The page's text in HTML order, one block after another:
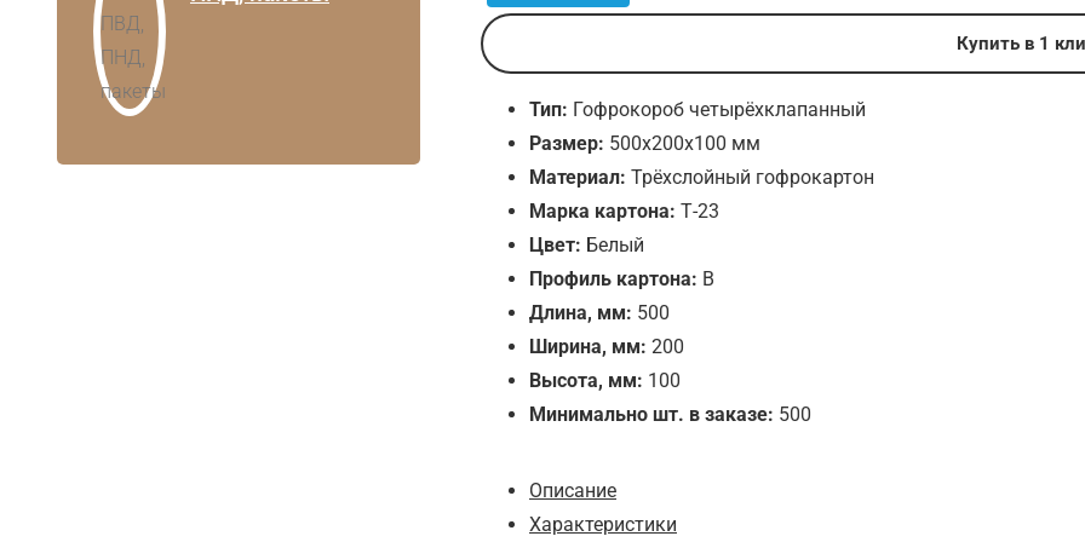
Купить в 1
Тип: Гофрокороб четырёхклапанный
Размер: 500х200х100 мм
Материал: Трёхслойный гофрокартон
Марка картона: Т-23
Цвет: Белый
Профиль картона: B
Длина, мм: 500
Ширина, мм: 200
Высота, мм: 100
Минимально шт. в заказе: 500
Описание
Характеристики